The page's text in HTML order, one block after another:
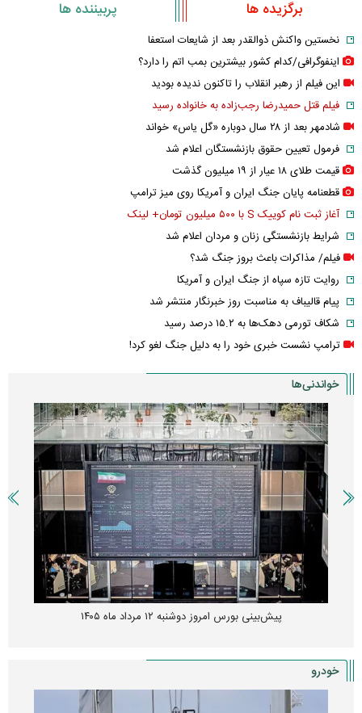
برگزیده ها پربیننده ها
نخستین واکنش ذوالقدر بعد از شایعات استعفا
اینفوگرافی/کدام کشور بیشترین بمب اتم را دارد؟
این فیلم از رهبر انقلاب را تاکنون ندیده بودید
فیلم قتل حمیدرضا رجب‌زاده به خانواده رسید
شادمهر بعد از ۲۸ سال دوباره «گل یاس» خواند
فرمول تعیین حقوق بازنشستگان اعلام شد
قیمت طلای ۱۸ عیار از ۱۹ میلیون گذشت
قطعنامه پایان جنگ ایران و آمریکا روی میز ترامپ
آغاز ثبت نام کوییک S با ۵۰۰ میلیون تومان+ لینک
شرایط بازنشستگی زنان و مردان اعلام شد
فیلم/ مذاکرات باعث بروز جنگ شد؟
روایت تازه سپاه از جنگ ایران و آمریکا
پیام قالیباف به مناسبت روز خبرنگار منتشر شد
شکاف تورمی دهک‌ها به ۱۵.۲ درصد رسید
ترامپ نشست خبری خود را به دلیل جنگ لغو کرد!
خواندنی‌ها
پیش‌بینی بورس امروز دوشنبه ۱۲ مرداد ماه ۱۴۰۵
خودرو